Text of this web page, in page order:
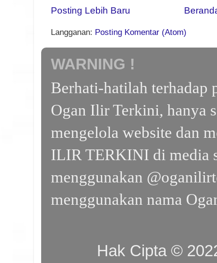
Posting Lebih Baru
Langganan: Posting Komentar (Atom)
WARNING !
Berhati-hatilah terhadap
Ogan Ilir Terkini, hanya
mengelola website dan
ILIR TERKINI di media
menggunakan
menggunakan nama
Hak Cipta ©